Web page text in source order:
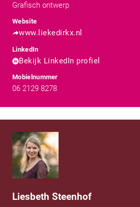
Grafisch ontwerp
Website
www.liekedirkx.nl
LinkedIn
Bekijk LinkedIn profiel
Mobielnummer
06 2129 8278
Liesbeth Steenhof